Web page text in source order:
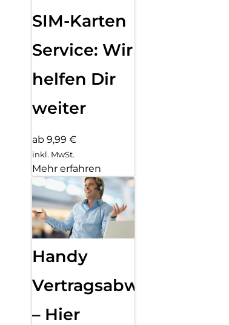
SIM-Karten
Service: Wir
helfen Dir
weiter
ab 9,99 €
inkl. MwSt.
Mehr erfahren
Handy
Vertragsabwicklung
– Hier